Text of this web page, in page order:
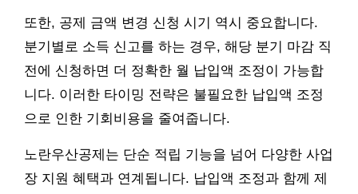
또한, 공제 금액 변경 신청 시기 역시 중요합니다.
분기별로 소득 신고를 하는 경우, 해당 분기 마감 직
전에 신청하면 더 정확한 월 납입액 조정이 가능합
니다. 이러한 타이밍 전략은 불필요한 납입액 조정
으로 인한 기회비용을 줄여줍니다.
노란우산공제는 단순 적립 기능을 넘어 다양한 사업
장 지원 혜택과 연계됩니다. 납입액 조정과 함께 제